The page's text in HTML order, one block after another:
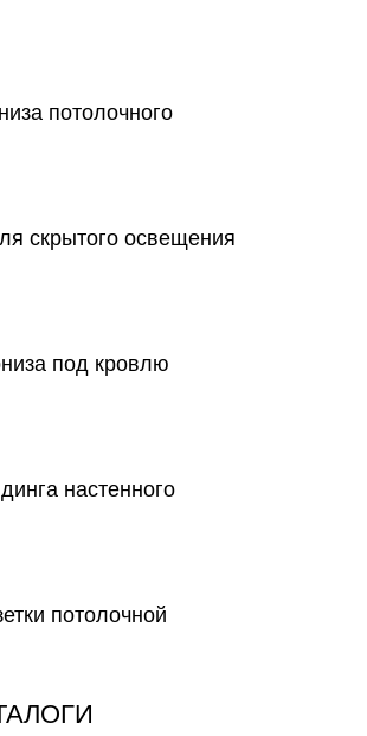
потолочного
скрытого освещения
под кровлю
настенного
потолочной